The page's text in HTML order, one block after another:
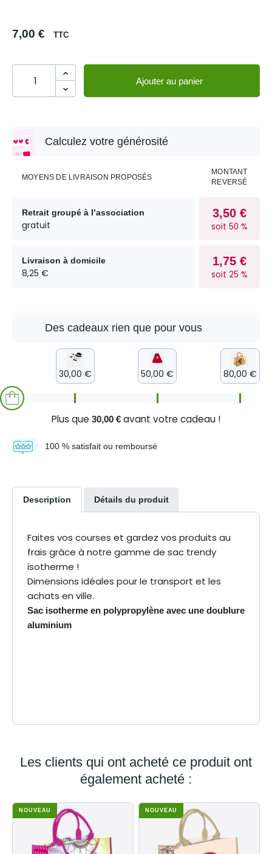
7,00 € TTC
Ajouter au panier
Calculez votre générosité
MOYENS DE LIVRAISON PROPOSÉS
MONTANT
REVERSÉ
Retrait groupé à l’association
gratuit
3,50 €
soit 50 %
Livraison à domicile
8,25 €
1,75 €
soit 25 %
Des cadeaux rien que pour vous
30,00 € 50,00 € 80,00 €
Plus que 30,00 € avant votre cadeau !
100 % satisfait ou remboursé
Description Détails du produit
Faites vos courses et gardez vos produits au
frais grâce à notre gamme de sac trendy
isotherme !
Dimensions idéales pour le transport et les
achats en ville.
Sac isotherme en polypropylène avec une doublure
aluminium
Les clients qui ont acheté ce produit ont
également acheté :
NOUVEAU NOUVEAU